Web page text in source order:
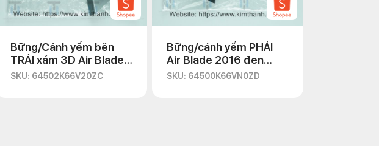
Bững/Cánh yếm bên
TRÁI xám 3D Air Blade
2016
SKU: 64502K66V20ZC
Bững/cánh yếm PHẢI
Air Blade 2016 đen
bóng tem đỏ 2019
SKU: 64500K66VN0ZD